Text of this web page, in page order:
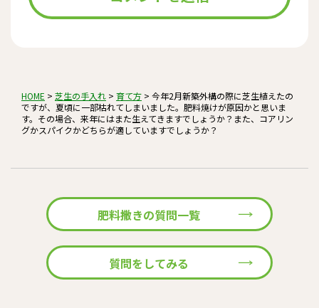
HOME > 芝生の手入れ > 育て方 > 今年2月新築外構の際に芝生植えたの
ですが、夏頃に一部枯れてしまいました。肥料焼けが原因かと思いま
す。その場合、来年にはまた生えてきますでしょうか？また、コアリン
グかスパイクかどちらが適していますでしょうか？
肥料撒きの質問一覧
質問をしてみる